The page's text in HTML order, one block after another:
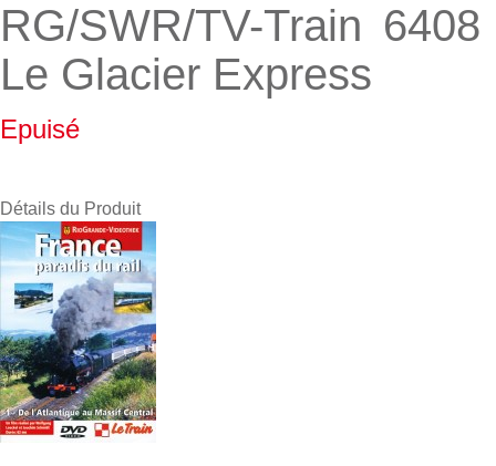
RG/SWR/TV-Train 6408
Le Glacier Express
Epuisé
Détails du Produit